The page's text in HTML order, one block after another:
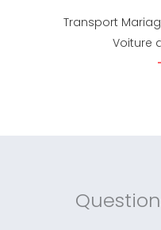
Transport
Voiture